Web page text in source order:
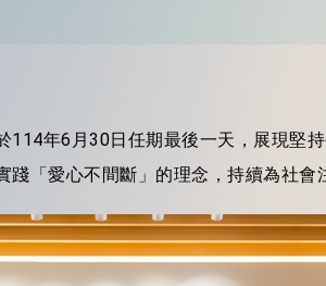
114年6月30日任期最後一天，展現堅
「愛心不間斷」的理念，持續為社會